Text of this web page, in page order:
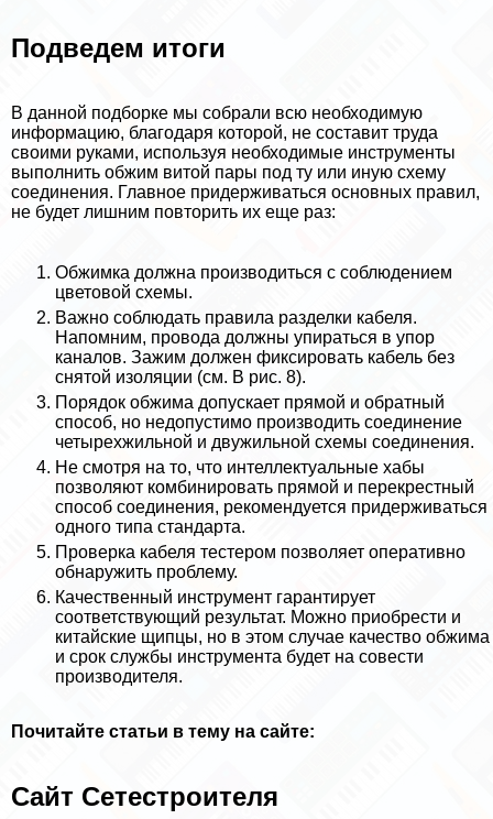
Подведем итоги
В данной подборке мы собрали всю необходимую
информацию, благодаря которой, не составит труда
своими руками, используя необходимые инструменты
выполнить обжим витой пары под ту или иную схему
соединения. Главное придерживаться основных правил,
не будет лишним повторить их еще раз:
Обжимка должна производиться с соблюдением
цветовой схемы.
Важно соблюдать правила разделки кабеля.
Напомним, провода должны упираться в упор
каналов. Зажим должен фиксировать кабель без
снятой изоляции (см. В рис. 8).
Порядок обжима допускает прямой и обратный
способ, но недопустимо производить соединение
четырехжильной и двужильной схемы соединения.
Не смотря на то, что интеллектуальные хабы
позволяют комбинировать прямой и перекрестный
способ соединения, рекомендуется придерживаться
одного типа стандарта.
Проверка кабеля тестером позволяет оперативно
обнаружить проблему.
Качественный инструмент гарантирует
соответствующий результат. Можно приобрести и
китайские щипцы, но в этом случае качество обжима
и срок службы инструмента будет на совести
производителя.
Почитайте статьи в тему на сайте:
Сайт Сетестроителя